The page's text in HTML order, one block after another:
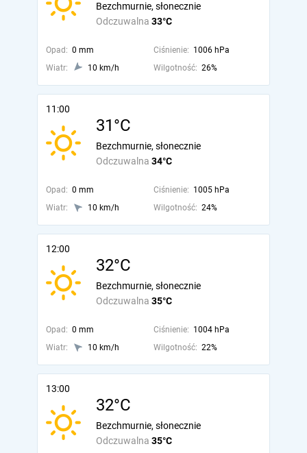
Odczuwalna 33°C
Bezchmurnie, słonecznie
Opad: 0 mm Ciśnienie: 1006 hPa
Wiatr:
10 km/h Wilgotność: 26%
11:00
31°C
Odczuwalna 34°C
Bezchmurnie, słonecznie
Opad: 0 mm Ciśnienie: 1005 hPa
Wiatr:
10 km/h Wilgotność: 24%
12:00
32°C
Odczuwalna 35°C
Bezchmurnie, słonecznie
Opad: 0 mm Ciśnienie: 1004 hPa
Wiatr:
10 km/h Wilgotność: 22%
13:00
32°C
Odczuwalna 35°C
Bezchmurnie, słonecznie